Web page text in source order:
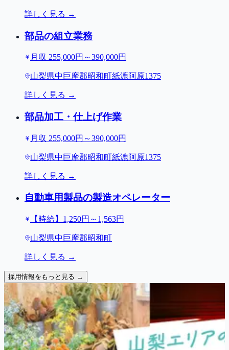
詳しく見る →
部品の組立業務
月収 255,000円～390,000円
山梨県中巨摩郡昭和町紙漉阿原1375
詳しく見る →
部品加工・仕上げ作業
月収 255,000円～390,000円
山梨県中巨摩郡昭和町紙漉阿原1375
詳しく見る →
自動車用製品の製造オペレーター
【時給】1,250円～1,563円
山梨県中巨摩郡昭和町
詳しく見る →
採用情報をもっと見る →